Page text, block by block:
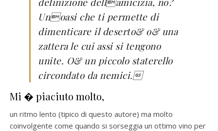
Unoasi che ti permette di
dimenticare il deserto& o& una
zattera le cui assi si tengono
unite. O& un piccolo staterello
circondato da nemici.
Mi � piaciuto molto,
un ritmo lento (tipico di questo autore) ma molto
coinvolgente come quando si sorseggia un ottimo vino per